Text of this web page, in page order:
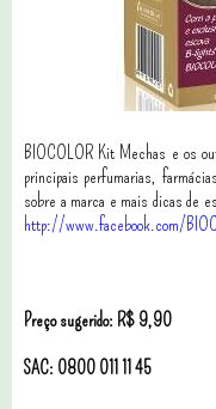
BIOCOLOR Kit Mechas e os
principais perfumarias,
sobre a marca e mais dicas de
http://www.facebook.com/
Preço sugerido: R$ 9,90
SAC: 0800 011 11 45